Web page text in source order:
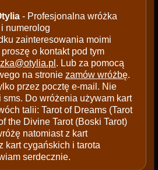
- Profesjonalna wróżka
numerolog
zainteresowania moimi
o kontakt pod tym
. Lub za pomocą
na stronie zamów wróżbę.
przez pocztę e-mail. Nie
Do wróżenia używam kart
talii: Tarot of Dreams (Tarot
the Divine Tarot (Boski Tarot)
natomiast z kart
kart cygańskich i tarota
serdecznie.